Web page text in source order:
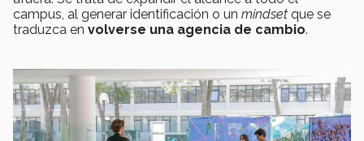
campus, al generar identificación o un mindset que se
traduzca en volverse una agencia de cambio.